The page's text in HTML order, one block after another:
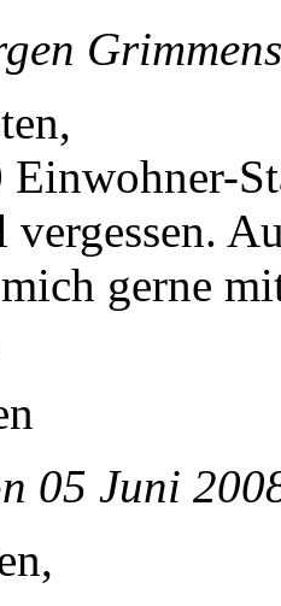
Einwohner-
vergessen.
gerne
05 Juni